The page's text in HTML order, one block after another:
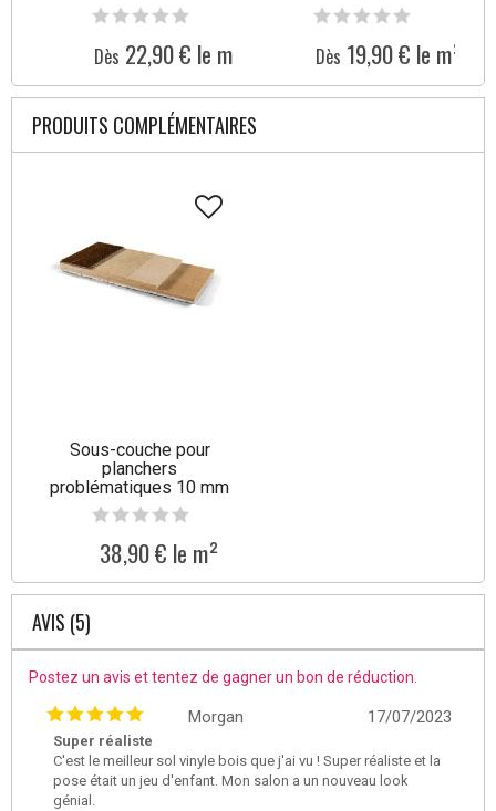
Dès 22,90 € le m² Dès 19,90 € le m²
PRODUITS COMPLÉMENTAIRES
Sous-couche pour
planchers
problématiques 10 mm
Tullus
38,90 € le m²
AVIS (5)
Postez un avis et tentez de gagner un bon de réduction.
17/07/2023
Morgan
Super réaliste
C'est le meilleur sol vinyle bois que j'ai vu ! Super réaliste et la
pose était un jeu d'enfant. Mon salon a un nouveau look
génial.